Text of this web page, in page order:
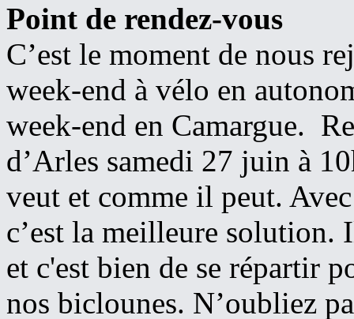
Point de rendez-vous
C’est le moment de nous
week-end à vélo en
week-end en Camargue.
d’Arles samedi 27 juin à
veut et comme il peut.
c’est la meilleure solution.
et c'est bien de se répartir
nos biclounes. N’oubliez